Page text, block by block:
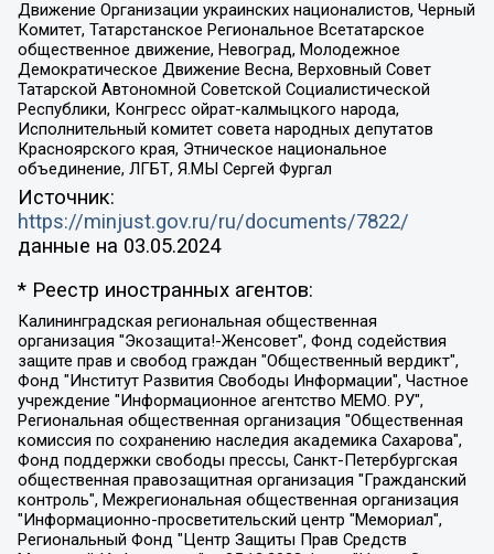
Движение Организации украинских националистов, Черный
Комитет, Татарстанское Региональное Всетатарское
общественное движение, Невоград, Молодежное
Демократическое Движение Весна, Верховный Совет
Татарской Автономной Советской Социалистической
Республики, Конгресс ойрат-калмыцкого народа,
Исполнительный комитет совета народных депутатов
Красноярского края, Этническое национальное
объединение, ЛГБТ, Я.МЫ Сергей Фургал
Источник:
https://minjust.gov.ru/ru/documents/7822/
данные на 03.05.2024
* Реестр иностранных агентов:
Калининградская региональная общественная организация "Экозащита!-Женсовет", Фонд содействия защите прав и свобод граждан "Общественный вердикт", Фонд "Институт Развития Свободы Информации", Частное учреждение "Информационное агентство МЕМО. РУ", Региональная общественная организация "Общественная комиссия по сохранению наследия академика Сахарова", Фонд поддержки свободы прессы, Санкт-Петербургская общественная правозащитная организация "Гражданский контроль", Межрегиональная общественная организация "Информационно-просветительский центр "Мемориал", Региональный Фонд "Центр Защиты Прав Средств Массовой Информации", с 05.12.2023 Фонд "Центр Защиты Прав Средств массовой информации", Региональная общественная благотворительная организация помощи беженцам и мигрантам "Гражданское содействие", Негосударственное образовательное учреждение дополнительного профессионального образования (повышение квалификации) специалистов "АКАДЕМИЯ ПО ПРАВАМ ЧЕЛОВЕКА", Свердловская региональная общественная организация "Сутяжник", Автономная некоммерческая организация "Центр независимых социологических исследований", Союз общественных объединений "Российский исследовательский центр по правам человека", Региональное общественное учреждение научно-информационный центр "МЕМОРИАЛ", Некоммерческая организация "Фонд защиты гласности", Автономная некоммерческая организация "Институт прав человека", Городская общественная организация "Екатеринбургское общество "МЕМОРИАЛ", Городская общественная организация "Рязанское историко-просветительское и правозащитное общество "Мемориал" (Рязанский Мемориал), Челябинский региональный орган общественной самодеятельности – женское общественное объединение "Женщины Евразии", Челябинский региональный орган общественной самодеятельности "Уральская правозащитная группа", Фонд содействия защите здоровья и социальной справедливости имени Андрея Рылькова, Автономная Некоммерческая Организация "Аналитический Центр Юрия Левады", Автономная некоммерческая организация социальной поддержки населения "Проект Апрель", Региональная общественная организация помощи женщинам и детям, находящимся в кризисной ситуации "Информационно-методический центр "Анна", Фонд содействия развитию массовых коммуникаций и правовому просвещению "Так-так-Так", Фонд содействия устойчивому развитию "Серебряная тайга", Свердловский региональный общественный фонд социальных проектов "Новое время", "Idel.Реалии", Кавказ.Реалии, Крым.Реалии, Телеканал Настоящее Время, Татаро-башкирская служба Радио Свобода (Azatliq Radiosi), Радио Свободная Европа/Радио Свобода (PCE/PC), "Сибирь.Реалии", "Фактограф", Благотворительный фонд помощи осужденным и их семьям, Автономная некоммерческая организация "Институт глобализации и социальных движений", Фонд "В защиту прав заключенных", Частное учреждение "Центр поддержки и содействия развитию средств массовой информации", Пензенский региональный общественный благотворительный фонд "Гражданский союз", "Север.Реалии", Некоммерческая организация Фонд "Правовая инициатива", Общество с ограниченной ответственностью "Радио Свободная Европа/Радио Свобода", Чешское информационное агентство "MEDIUM-ORIENT", Красноярская региональная общественная организация "Мы против СПИДа", Камалягин Денис Николаевич, Маркелов Сергей Евгеньевич, Пономарев Лев Александрович, Савицкая Людмила Алексеевна, Автономная некоммерческая организация "Центр по работе с проблемой насилия "НАСИЛИЮ.НЕТ", Межрегиональный профессиональный союз работников здравоохранения "Альянс врачей", Юридическое лицо, зарегистрированное в Латвийской Республике, SIA "Medusa Project" (регистрационный номер 40103797863, дата регистрации 10.06.2014), Некоммерческая организация "Фонд по борьбе с коррупцией", Автономная некоммерческая организация "Институт права и публичной политики", Баданин Роман Сергеевич, Гликин Максим Александрович, Железнова Мария Михайловна, Лукьянова Юлия Сергеевна, Маетная Елизавета Витальевна, Маняхин Петр Борисович, Чуракова Ольга Владимировна, Ярош Юлия Петровна, Юридическое лицо "The Insider SIA", зарегистрированное в Риге, Латвийская Республика (дата регистрации 26.06.2015), являющееся администратором доменного имени интернет-издания "The Insider SIA", https://theins.ru, Постернак Алексей Евгеньевич, Рубин Михаил Аркадьевич, Анин Роман Александрович, Юридическое лицо Istories fonds, зарегистрированное в Латвийской Республике (регистрационный номер 50008295751, дата регистрации 24.02.2020), Великовский Дмитрий Александрович, Долинина Ирина Николаевна, Мароховская Алеся Алексеевна, Шлейнов Роман Юрьевич, Шмагун Олеся Валентиновна, Общество с ограниченной ответственностью "Альтаир 2021", Общество с ограниченной ответственностью "Вега 2021", Общество с ограниченной ответственностью "Главный редактор 2021", Общество с ограниченной ответственностью "Ромашки монолит", Важенков Артем Валерьевич, Ивановская областная общественная организация "Центр гендерных исследований", Гурман Юрий Альбертович, Медиапроект "ОВД-Инфо", Егоров Владимир Владимирович, Жилинский Владимир Александрович, Общество с ограниченной ответственностью "ЗП", Иванова София Юрьевна, Карезина Инна Павловна, Кильтау Екатерина Викторовна, Петров Алексей Викторович, Пискунов Сергей Евгеньевич, Смирнов Сергей Сергеевич, Тихонов Михаил Сергеевич, Общество с ограниченной ответственностью "ЖУРНАЛИСТ-ИНОСТРАННЫЙ АГЕНТ", Арапова Галина Юрьевна, Вольтская Татьяна Анатольевна, Американская компания "Mason G.E.S. Anonymous Foundation" (США), являющаяся владельцем интернет-издания https://mnews.world/, Компания "Stichting Bellingcat", зарегистрированная в Нидерландах (дата регистрации 11.07.2018), Захаров Андрей Вячеславович, Клепиковская Екатерина Дмитриевна, Общество с ограниченной ответственностью "МЕМО", Перл Роман Александрович, Симонов Евгений Алексеевич, Соловьева Елена Анатольевна, Сотников Даниил Владимирович, Сурначева Елизавета Дмитриевна, Автономная некоммерческая организация по защите прав человека и информированию населения "Якутия – Наше Мнение", Общество с ограниченной ответственностью "Москоу диджитал медиа", с 26.01.2023 Общество с ограниченной ответственностью "Чайка Белые сады", Ветошкина Валерия Валерьевна, Заговора Максим Александрович, Межрегиональное общественное движение "Российская ЛГБТ - сеть", Оленичев Максим Владимирович, Павлов Иван Юрьевич, Скворцова Елена Сергеевна, Общество с ограниченной ответственностью "Как бы инагент", Кочетков Игорь Викторович, Общество с ограниченной ответственностью "Честные выборы", Еланчик Олег Александрович, Общество с ограниченной ответственностью "Нобелевский призыв", Гималова Регина Эмилевна, Григорьев Андрей Валерьевич, Григорьева Алина Александровна, Ассоциация по содействию защите прав призывников, альтернативнослужащих и военнослужащих "Правозащитная группа "Гражданин.Армия.Право", Хисамова Регина Фаритовна, Автономная некоммерческая организация по реализации социально-правовых программ "Лилит", Дальневосточное общественное движение "Маяк", Санкт-Петербургская ЛГБТ-инициативная группа "Выход", Инициативная группа ЛГБТ+ "Реверс", Алексеев Андрей Викторович, Бекбулатова Таисия Львовна, Беляев Иван Михайлович, Владыкина Елена Сергеевна, Гельман Марат Александрович, Никульшина Вероника Юрьевна, Толоконникова Надежда Андреевна, Шендерович Виктор Анатольевич, Общество с ограниченной ответственностью "Данное сообщение", Общество с ограниченной ответственностью Издательский дом "Новая глава", Айнбиндер Александра Александровна, Московский комьюнити-центр для ЛГБТ+инициатив, Благотворительный фонд развития филантропии, Deutsche Welle (Германия, Kurt-Schumacher-Strasse 3, 53113 Bonn), Борзунова Мария Михайловна, Воробьев Виктор Викторович, Голубева Анна Львовна, Константинова Алла Михайловна, Малкова Ирина Владимировна, Мурадов Мурад Абдулгалимович, Осетинская Елизавета Николаевна, Понасенков Евгений Николаевич, Ганапольский Матвей Юрьевич, Киселев Евгений Алексеевич, Борухович Ирина Григорьевна, Дремин Иван Тимофеевич, Дубровский Дмитрий Викторович, Красноярская региональная общественная организация поддержки и развития альтернативных образовательных технологий и межкультурных коммуникаций "ИНТЕРРА", Маяковская Екатерина Алексеевна, Фейгин Марк Захарович, Филимонов Андрей Викторович, Дзугкоева Регина Николаевна, Доброхотов Роман Александрович, Дудь Юрий Александрович, Елкин Сергей Владимирович, Кругликов Кирилл Игоревич, Сабунаева Мария Леонидовна, Семенов Алексей Владимирович, Шаинян Карен Багратович, Шульман Екатерина Михайловна, Асафьев Артур Валерьевич, Вахштайн Виктор Семенович, Венедиктов Алексей Алексеевич, Лушникова Екатерина Евгеньевна, Волков Леонид Михайлович, Невзоров Александр Глебович, Пархоменко Сергей Борисович, Сироткин Ярослав Николаевич, Кара-Мурза Владимир Владимирович, Баранова Наталья Владимировна, Гозман Леонид Яковлевич, Кагарлицкий Борис Юльевич, Климарев Михаил Валерьевич, Милов Владимир Станиславович, Автономная некоммерческая организация Краснодарский центр современного искусства "Типография", Моргенштерн Алишер Тагирович, Соболь Любовь Эдуардовна, Общество с ограниченной ответственностью "ЛИЗА НОРМ", Каспаров Гарри Кимович, Ходорковский Михаил Борисович, Общество с ограниченной ответственностью "Апрельские тезисы", Данилович Ирина Брониславовна, Кашин Олег Владимирович, Петров Николай Владимирович, Пивоваров Алексей Владимирович, Соколов Михаил Владимирович, Цветкова Юлия Владимировна, Чичваркин Евгений Александрович, Комитет против пыток/Команда против пыток, Общество с ограниченной ответственностью "Первый научный", Общество с ограниченной ответственностью "Вертолет и ко", Белоцерковская Вероника Борисовна, Кац Максим Евгеньевич, Лазарева Татьяна Юрьевна, Шаведдинов Руслан Табризович, Яшин Илья Валерьевич, Общество с ограниченной ответственностью "Иноагент ААВ", Алешковский Дмитрий Петрович, Альбац Евгения Марковна, Быков Дмитрий Львович, Галямина Юлия Евгеньевна, Лойко Сергей Леонидович, Мартынов Кирилл Константинович, Медведев Сергей Александрович, Крашенинников Федор Геннадиевич, Гордеева Катерина Вл